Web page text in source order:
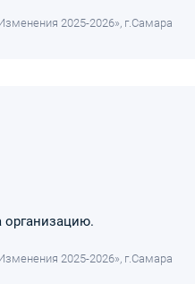
2025-2026», г.Самара
организацию.
2025-2026», г.Самара